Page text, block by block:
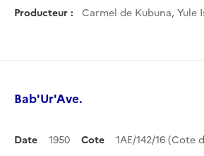
Producteur : Carmel de Kubuna, Yule
Bab'Ur'Ave.
Date 1950 Cote 1AE/142/16 (Cote